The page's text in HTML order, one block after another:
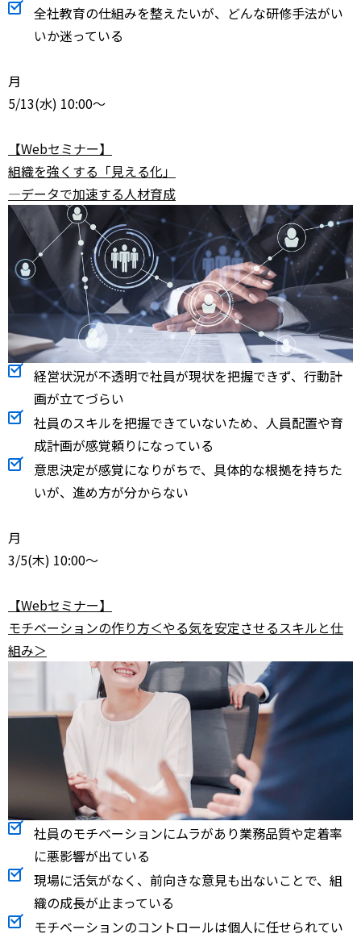
全社教育の仕組みを整えたいが、どんな研修手法がい
いか迷っている
月
5/13(水) 10:00～
【Webセミナー】
組織を強くする「見える化」
―データで加速する人材育成
経営状況が不透明で社員が現状を把握できず、行動計
画が立てづらい
社員のスキルを把握できていないため、人員配置や育
成計画が感覚頼りになっている
意思決定が感覚になりがちで、具体的な根拠を持ちた
いが、進め方が分からない
月
3/5(木) 10:00～
【Webセミナー】
モチベーションの作り方＜やる気を安定させるスキルと仕
組み＞
社員のモチベーションにムラがあり業務品質や定着率
に悪影響が出ている
現場に活気がなく、前向きな意見も出ないことで、組
織の成長が止まっている
モチベーションのコントロールは個人に任せられてい